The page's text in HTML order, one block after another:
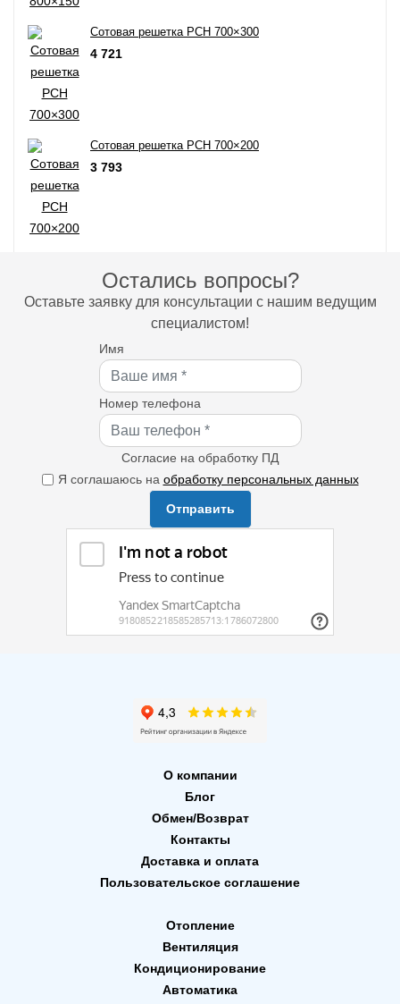
Сотовая решетка РСН 700×300
4 721
Сотовая решетка РСН 700×200
3 793
Остались вопросы?
Оставьте заявку для консультации с нашим ведущим
специалистом!
Имя
Номер телефона
Согласие на обработку ПД
Я соглашаюсь на обработку персональных данных
Отправить
О компании
Блог
Обмен/Возврат
Контакты
Доставка и оплата
Пользовательское соглашение
Отопление
Вентиляция
Кондиционирование
Автоматика